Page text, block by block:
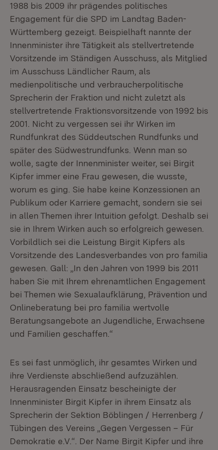
1988 bis 2009 ihr prägendes politisches
Engagement für die SPD im Landtag Baden-
Württemberg gezeigt. Beispielhaft nannte der
Innenminister ihre Tätigkeit als stellvertretende
Vorsitzende im Ständigen Ausschuss, als Mitglied
im Ausschuss Ländlicher Raum, als
medienpolitische und verbraucherpolitische
Sprecherin der Fraktion und nicht zuletzt als
stellvertretende Fraktionsvorsitzende von 1992 bis
2001. Nicht zu vergessen sei ihr Wirken im
Rundfunkrat des Süddeutschen Rundfunks und
später des Südwestrundfunks. Wenn man so
wolle, sagte der Innenminister weiter, sei Birgit
Kipfer immer eine Frau gewesen, die wusste,
worum es ging. Sie habe keine Konzessionen an
Publikum oder Karriere gemacht, sondern sie sei
in allen Themen ihrer Intuition gefolgt. Deshalb sei
sie in Ihrem Wirken auch so erfolgreich gewesen.
Vorbildlich sei die Leistung Birgit Kipfers als
Vorsitzende des Landesverbandes von pro familia
gewesen. Gall: „In den Jahren von 1999 bis 2011
haben Sie mit Ihrem ehrenamtlichen Engagement
bei Themen wie Sexualaufklärung, Prävention und
Onlineberatung bei pro familia wertvolle
Beratungsangebote an Jugendliche, Erwachsene
und Familien geschaffen.“
Es sei fast unmöglich, ihr gesamtes Wirken und
ihre Verdienste abschließend aufzuzählen.
Herausragenden Einsatz bescheinigte der
Innenminister Birgit Kipfer in ihrem Einsatz als
Sprecherin der Sektion Böblingen / Herrenberg /
Tübingen des Vereins „Gegen Vergessen – Für
Demokratie e.V.“. Der Name Birgit Kipfer und ihre